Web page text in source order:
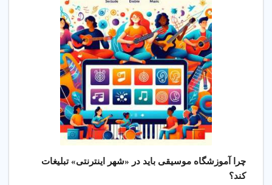
چرا آموزشگاه موسیقی باید در «شهر اینترنتی» تبلیغات
کند؟